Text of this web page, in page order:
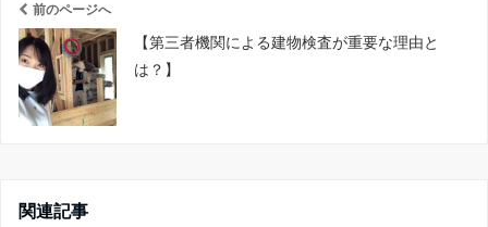
前のページへ
【第三者機関による建物検査が重要な理由と
は？】
関連記事